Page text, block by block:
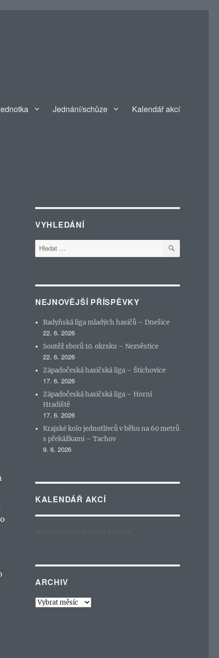
Jednání/schůze Kalendář akcí
VYHLEDÁNÍ
Hledat: HLEDÁNÍ
NEJNOVĚJŠÍ PŘÍSPĚVKY
Radyňská liga mladých hasičů – Dnešice
22. 6. 2026
Soutěž sborů 10. okrsku – Nezvěstice
22. 6. 2026
Západočeská hasičská liga – Štichovice
17. 6. 2026
Západočeská hasičská liga – Horní
Hradiště
17. 6. 2026
Krajské kolo jednotlivců v běhu na 60 metrů
s překážkami – Tachov
9. 6. 2026
KALENDÁŘ AKCÍ
ARCHIV
Archiv